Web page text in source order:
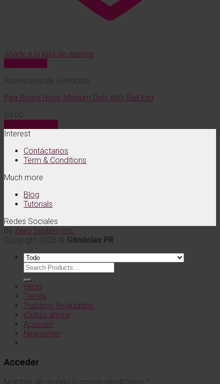
Añadir a la lista de deseos
Accesorios de Góndolas
Peg Board Hook Medium Duty With Ball End
$0.00
Interest
Contáctanos
Term & Conditions
Much more
Blog
Tutorials
Redes Sociales
By Zero System Inc.
Copyright 2026 © Góndolas PR
Buscar
Inicio
Tienda
Trabajos Realizados
¡Cotiza ahora!
Acceder
Newsletter
Acceder
Nombre de usuario o correo electrónico *